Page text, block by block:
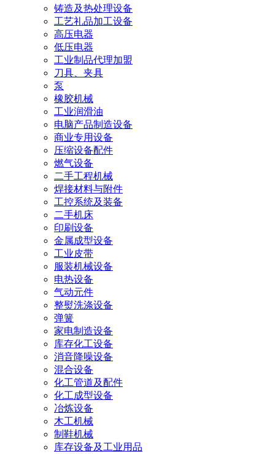
铸造及热处理设备
工艺礼品加工设备
高压电器
低压电器
工业制品代理加盟
刀具、夹具
泵
橡胶机械
工业润滑油
电脑产品制造设备
商业专用设备
压缩设备配件
燃气设备
二手工程机械
焊接材料与附件
工控系统及装备
二手机床
印刷设备
金属成型设备
工业皮带
服装机械设备
电热设备
气动元件
整熨洗涤设备
弹簧
家电制造设备
库存化工设备
消音降噪设备
混合设备
化工管道及配件
化工成型设备
冶炼设备
木工机械
制鞋机械
库存设备及工业用品